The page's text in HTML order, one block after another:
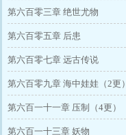
第六百零三章 绝世尤物
第六百零五章 后患
第六百零七章 远古传说
第六百零九章 海中娃娃（2更）
第六百一十一章 压制（4更）
第六百一十三章 妖物